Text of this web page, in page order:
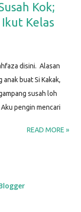
Kok;
Kelas
disini. Alasan
buat Si Kakak,
susah loh
pengin mencari
menantang, dan
yang memenuhi
READ MORE »